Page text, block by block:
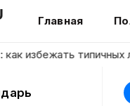
Главная
типичных